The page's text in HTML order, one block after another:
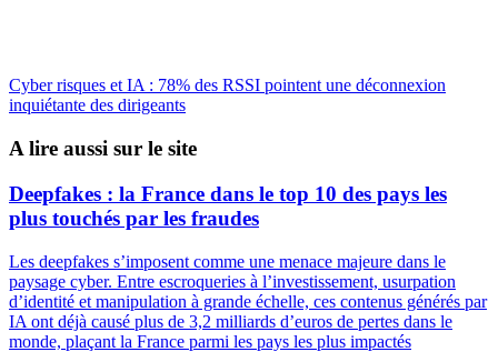
Cyber risques et IA : 78% des RSSI pointent une déconnexion
inquiétante des dirigeants
A lire aussi sur le site
Deepfakes : la France dans le top 10 des pays les
plus touchés par les fraudes
Les deepfakes s’imposent comme une menace majeure dans le
paysage cyber. Entre escroqueries à l’investissement, usurpation
d’identité et manipulation à grande échelle, ces contenus générés par
IA ont déjà causé plus de 3,2 milliards d’euros de pertes dans le
monde, plaçant la France parmi les pays les plus impactés